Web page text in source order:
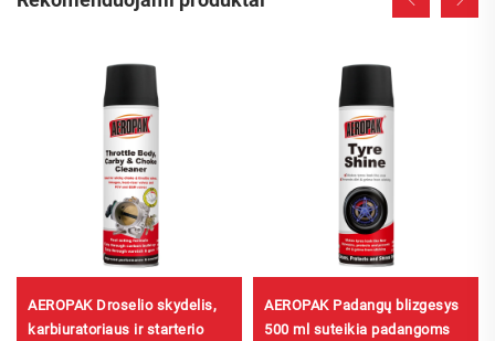
AEROPAK Droselio skydelis,
karbiuratoriaus ir starterio
AEROPAK Padangų blizgesys
500 ml suteikia padangoms